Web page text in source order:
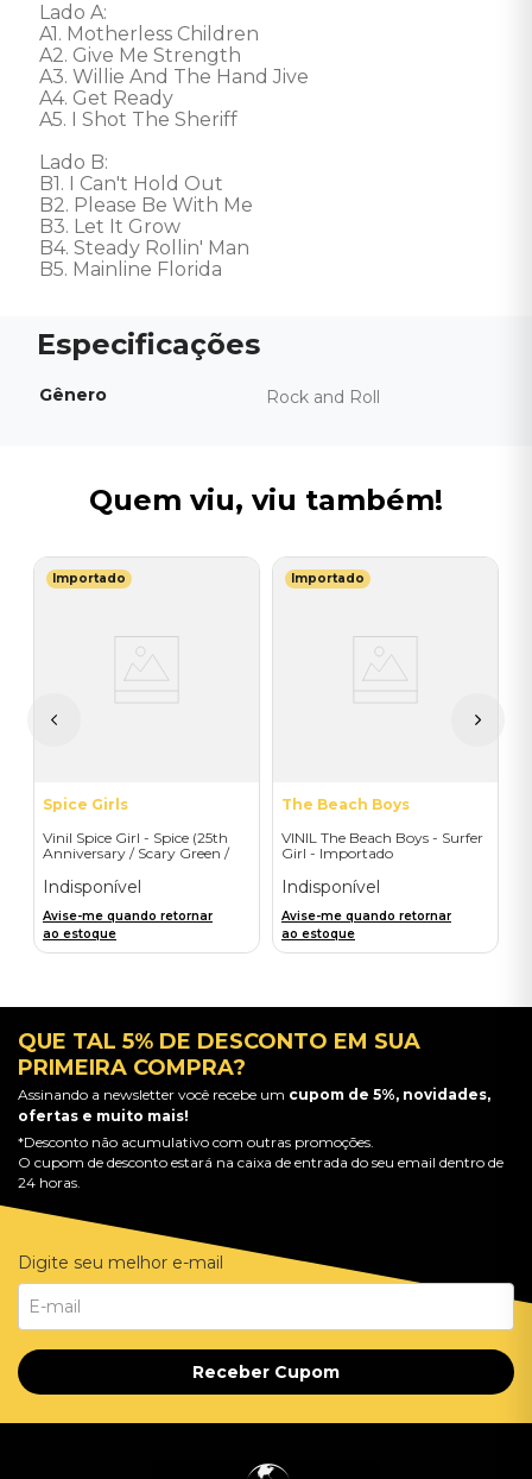
Lado A:
A1. Motherless Children
A2. Give Me Strength
A3. Willie And The Hand Jive
A4. Get Ready
A5. I Shot The Sheriff
Lado B:
B1. I Can't Hold Out
B2. Please Be With Me
B3. Let It Grow
B4. Steady Rollin' Man
B5. Mainline Florida
Gênero Rock and Roll
Quem viu, viu também!
Importado
Spice Girls
Vinil Spice Girl - Spice (25th
Anniversary / Scary Green /
Indisponível
Avise-me quando retornar
ao estoque
Importado
The Beach Boys
VINIL The Beach Boys - Surfer
Girl - Importado
Indisponível
Avise-me quando retornar
ao estoque
QUE TAL 5% DE DESCONTO EM SUA
PRIMEIRA COMPRA?
Assinando a newsletter você recebe um cupom de 5%, novidades,
ofertas e muito mais!
*Desconto não acumulativo com outras promoções.
O cupom de desconto estará na caixa de entrada do seu email dentro de
24 horas.
Digite seu melhor e-mail
Receber Cupom